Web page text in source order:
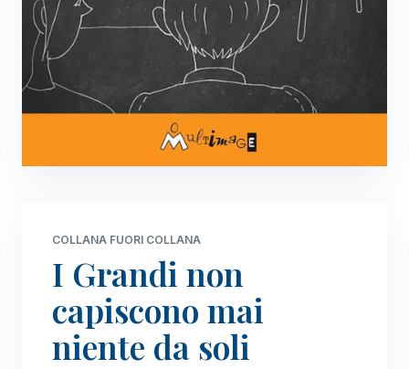
COLLANA FUORI COLLANA
I Grandi non
capiscono mai
niente da soli